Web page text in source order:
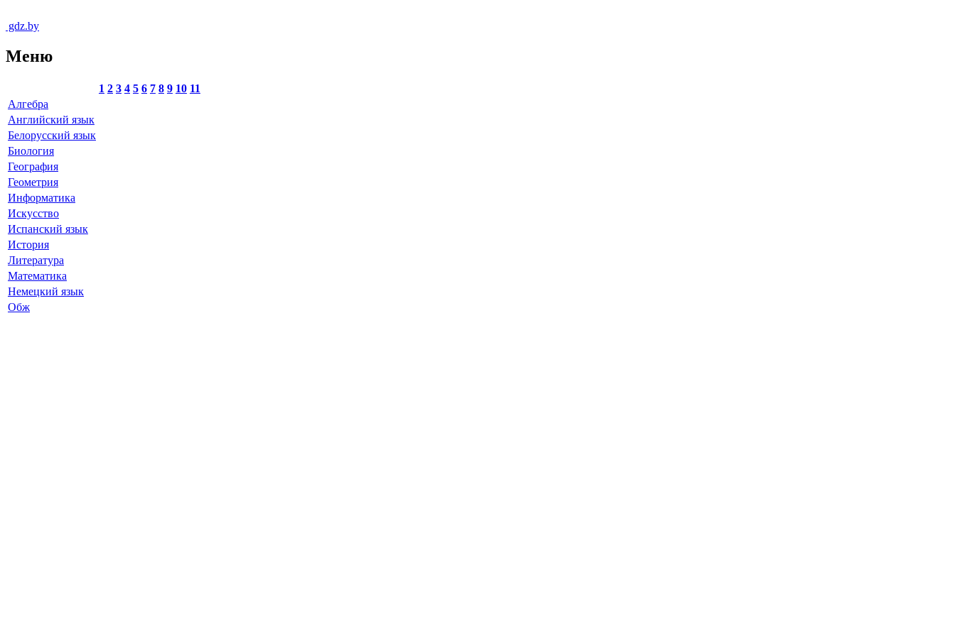
gdz.by
Меню
1 2 3 4 5 6 7 8 9 10 11
Алгебра
Английский язык
Белорусский язык
Биология
География
Геометрия
Информатика
Искусство
Испанский язык
История
Литература
Математика
Немецкий язык
Обж